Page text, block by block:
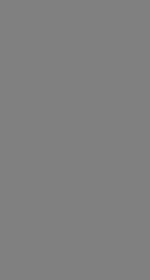
Copyright ©